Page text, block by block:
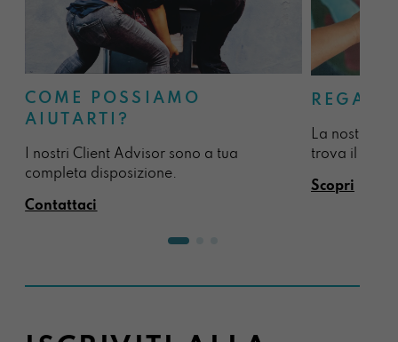
COME POSSIAMO
AIUTARTI?
I nostri Client Advisor sono a tua
completa disposizione.
Contattaci
La nostra
trova il
Scopri